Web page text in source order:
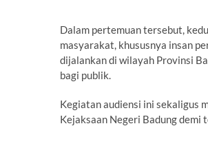
Dalam pertemuan tersebut,
masyarakat, khususnya insan
dijalankan di wilayah Provinsi
bagi publik.
Kegiatan audiensi ini sekaligus
Kejaksaan Negeri Badung demi